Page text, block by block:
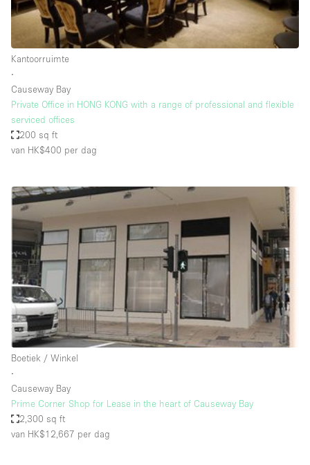
Type ruimte
Advertentieruimte
Atelier / Werkplaats
Boetiek / Winkel
Boot
Container
Creatieve ruimte
Dak
Evenementruimte
Foto / Filmstudio
Galerie
Hal
Kantoorruimte
Kraampje / Kiosk / Stalletje
Kraampje / Marktkraam
Kantoorruimte
∙
Causeway Bay
Private Office in HONG KONG with a range of professional and flexible
serviced offices
200 sq ft
van HK$400 per dag
Boetiek / Winkel
∙
Causeway Bay
Prime Corner Shop for Lease in the heart of Causeway Bay
2,300 sq ft
van HK$12,667 per dag